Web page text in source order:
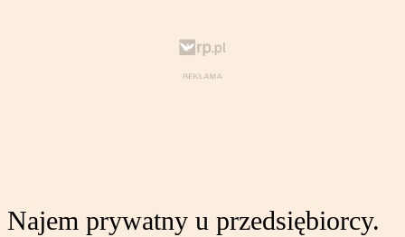
Najem prywatny u przedsiębiorcy.